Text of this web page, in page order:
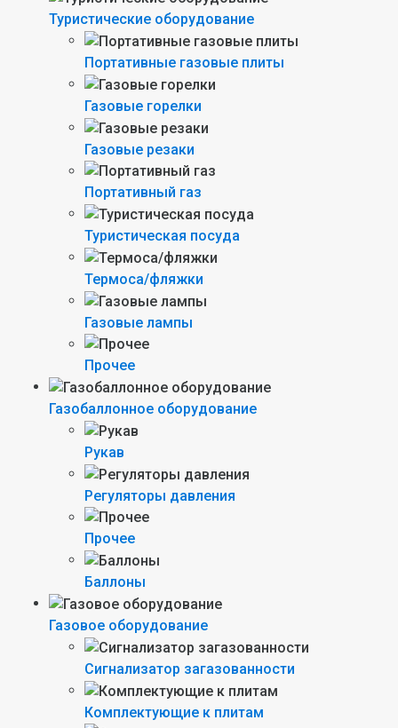
Туристические оборудование
Портативные газовые плиты
Газовые горелки
Газовые резаки
Портативный газ
Туристическая посуда
Термоса/фляжки
Газовые лампы
Прочее
Газобаллонное оборудование
Рукав
Регуляторы давления
Прочее
Баллоны
Газовое оборудование
Сигнализатор загазованности
Комплектующие к плитам